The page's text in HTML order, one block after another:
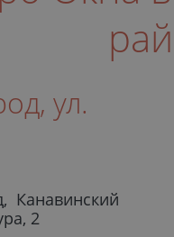
ул.
Канавинский
2